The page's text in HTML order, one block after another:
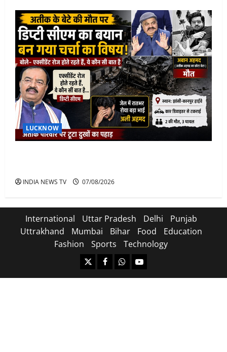
LUCKNOW
INDIA NEWS TV 07/08/2026
International Uttar Pradesh Delhi
Punjab
Uttrakhand
Mumbai Bihar Food
Education
Fashion
Sports Technology
https://x.com
facebook.com
https:/whatsapp.com/
Youtube.com